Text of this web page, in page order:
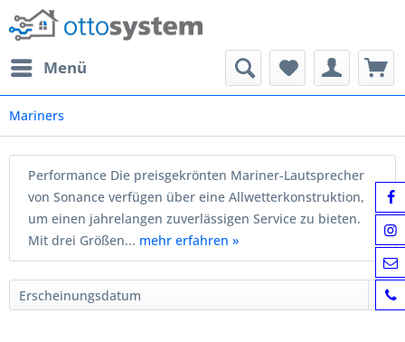
Menü
Mariners
Performance Die preisgekrönten Mariner-Lautsprecher
von Sonance verfügen über eine Allwetterkonstruktion,
um einen jahrelangen zuverlässigen Service zu bieten.
Mit drei Größen... mehr erfahren »